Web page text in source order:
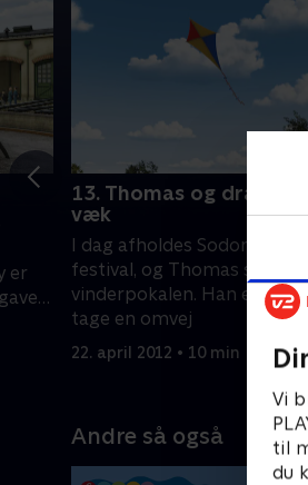
Vi
til
du
er
13. Thomas og dragen,
væk
I dag afholdes Sodors store
festival, og Thomas skal
vinderpokalen. Han ender
tage en omvej
22. april 2012 • 10 min
Andre så også